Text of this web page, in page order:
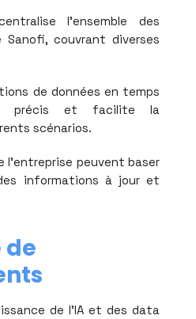
l'ensemble des
Sanofi, couvrant diverses
de données en temps
précis et facilite la
scénarios.
l'entreprise peuvent baser
informations à jour et
de
de l'IA et des data